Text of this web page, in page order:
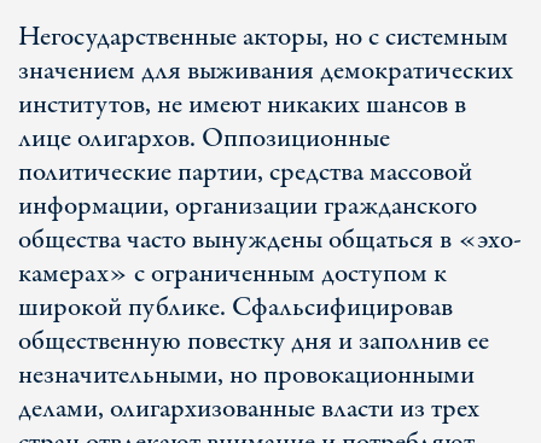
Негосударственные акторы, но с системным
значением для выживания демократических
институтов, не имеют никаких шансов в
лице олигархов. Оппозиционные
политические партии, средства массовой
информации, организации гражданского
общества часто вынуждены общаться в «эхо-
камерах» с ограниченным доступом к
широкой публике. Сфальсифицировав
общественную повестку дня и заполнив ее
незначительными, но провокационными
делами, олигархизованные власти из трех